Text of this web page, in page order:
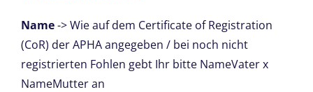
Name-> Wie auf dem Certificate of Registration
(CoR) der APHA angegeben / bei noch nicht
registrierten Fohlen gebt Ihr bitte NameVater x
NameMutter an